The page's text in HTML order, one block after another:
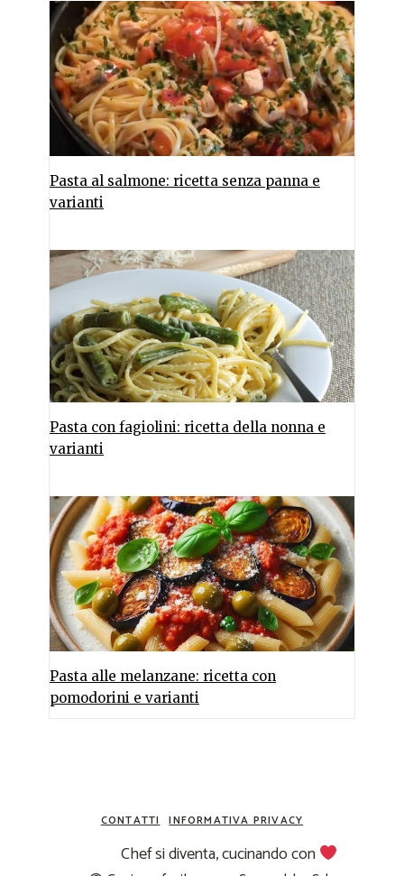
Pasta al salmone: ricetta senza panna e
varianti
Pasta con fagiolini: ricetta della nonna e
varianti
Pasta alle melanzane: ricetta con
pomodorini e varianti
CONTATTI INFORMATIVA PRIVACY
Chef si diventa, cucinando con